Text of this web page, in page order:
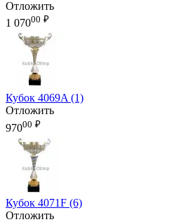
Отложить
1 07000 ₽
Кубок 4069A (1)
Отложить
97000 ₽
Кубок 4071F (6)
Отложить